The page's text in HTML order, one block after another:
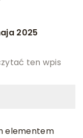
2025
ten wpis
elementem